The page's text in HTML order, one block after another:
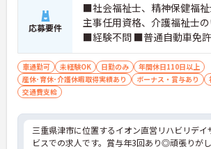
応募要件
■社会福祉士、精神保健福
主事任用資格、介護福祉士
■経験不問 ■普通自動車免
あれば尚可
車通勤可 未経験OK 日勤のみ
年間休日110日以上
産休･育休･介護休暇取得実績あり
ボーナス・賞与あり
交通費支給
三重県津市に位置するイオン直営リハビリデイ
ビスでの求人です。賞与年3回あり◎頑張りが